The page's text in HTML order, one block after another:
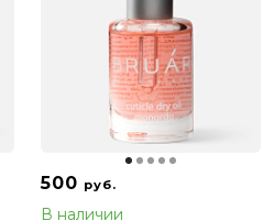
500 руб.
В наличии